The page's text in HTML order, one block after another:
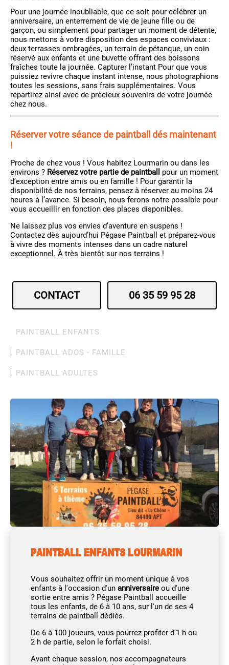
Pour une journée inoubliable, que ce soit pour célébrer un
anniversaire, un enterrement de vie de jeune fille ou de
garçon, ou simplement pour partager un moment de détente,
nous mettons à votre disposition des espaces conviviaux :
deux terrasses ombragées, un terrain de pétanque, un coin
réservé aux enfants et une buvette offrant des boissons
fraîches toute la journée. Capturer l’instant Pour que vous
puissiez revivre chaque instant intense, nous photographions
toutes les sessions, sans frais supplémentaires. Vous
repartirez ainsi avec de précieux souvenirs de votre journée
chez nous.
Réserver votre séance de paintball dés maintenant
!
Proche de chez vous ! Vous habitez Lourmarin ou dans les
environs ? Réservez votre partie de paintball
pour un moment
d’exception entre amis ou en famille ! Pour garantir la
disponibilité de nos terrains, pensez à réserver au moins 24
heures à l’avance. Si besoin, nous ferons notre possible pour
vous accueillir en fonction des places disponibles.
Ne laissez plus vos envies d’aventure en suspens !
Contactez dès aujourd’hui Pégase Paintball et préparez-vous
à vivre des moments intenses dans un cadre naturel
exceptionnel. À très bientôt sur nos terrains !
CONTACT 06 35 59 95 28
PAINTBALL ENFANTS
PAINTBALL ADOS - FAMILLE
PAINTBALL ADULTES
PAINTBALL ENFANTS LOURMARIN
Vous souhaitez offrir un moment unique à vos
enfants à l'occasion d'un anniversaire ou d'une
sortie entre amis ? Pégase Paintball accueille
tous les enfants, de 6 à 10 ans, sur l'un de ses 4
terrains de paintball dédiés.
De 6 à 100 joueurs, vous pourrez profiter d'1 h ou
2 h de partie, selon le forfait choisi.
Avant chaque session, nos accompagnateurs